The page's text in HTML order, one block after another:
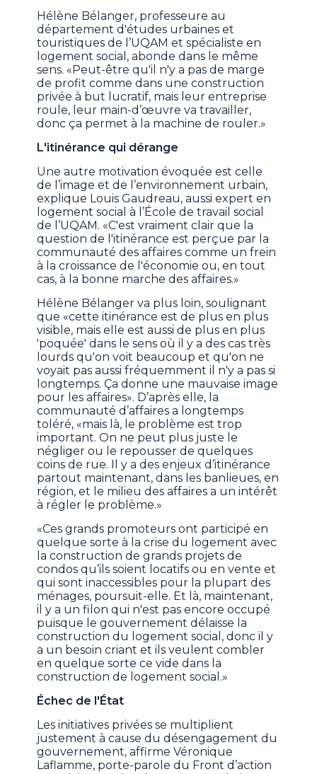
Hélène Bélanger, professeure au
département d'études urbaines et
touristiques de l’UQAM et spécialiste en
logement social, abonde dans le même
sens. «Peut-être qu'il n'y a pas de marge
de profit comme dans une construction
privée à but lucratif, mais leur entreprise
roule, leur main-d’œuvre va travailler,
donc ça permet à la machine de rouler.»
L'itinérance qui dérange
Une autre motivation évoquée est celle
de l’image et de l’environnement urbain,
explique Louis Gaudreau, aussi expert en
logement social à l’École de travail social
de l’UQAM. «C'est vraiment clair que la
question de l'itinérance est perçue par la
communauté des affaires comme un frein
à la croissance de l'économie ou, en tout
cas, à la bonne marche des affaires.»
Hélène Bélanger va plus loin, soulignant
que «cette itinérance est de plus en plus
visible, mais elle est aussi de plus en plus
'poquée' dans le sens où il y a des cas très
lourds qu'on voit beaucoup et qu'on ne
voyait pas aussi fréquemment il n'y a pas si
longtemps. Ça donne une mauvaise image
pour les affaires». D’après elle, la
communauté d’affaires a longtemps
toléré, «mais là, le problème est trop
important. On ne peut plus juste le
négliger ou le repousser de quelques
coins de rue. Il y a des enjeux d’itinérance
partout maintenant, dans les banlieues, en
région, et le milieu des affaires a un intérêt
à régler le problème.»
«Ces grands promoteurs ont participé en
quelque sorte à la crise du logement avec
la construction de grands projets de
condos qu’ils soient locatifs ou en vente et
qui sont inaccessibles pour la plupart des
ménages, poursuit-elle. Et là, maintenant,
il y a un filon qui n'est pas encore occupé
puisque le gouvernement délaisse la
construction du logement social, donc il y
a un besoin criant et ils veulent combler
en quelque sorte ce vide dans la
construction de logement social.»
Échec de l'État
Les initiatives privées se multiplient
justement à cause du désengagement du
gouvernement, affirme Véronique
Laflamme, porte-parole du Front d’action